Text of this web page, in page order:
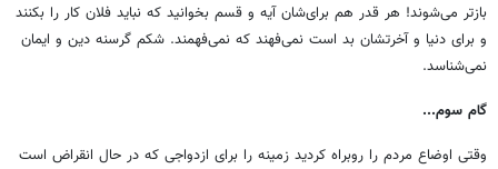
بازتر می‌شوند! هر قدر هم برای‌شان آیه و قسم بخوانید که نباید فلان کار را بکنند
و برای دنیا و آخرتشان بد است نمی‌فهند که نمی‌فهمند. شکم گرسنه دین و ایمان
نمی‌شناسد.
گام سوم...
وقتی اوضاع مردم را روبراه کردید زمینه را برای ازدواجی که در حال انقراض است